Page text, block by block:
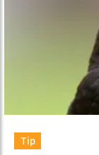
Tip